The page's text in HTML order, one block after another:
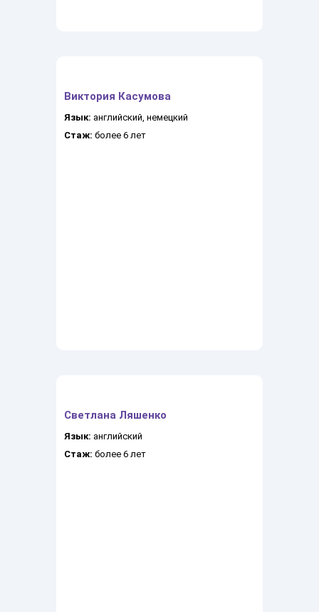
Виктория Касумова
Язык: английский, немецкий
Стаж: более 6 лет
Светлана Ляшенко
Язык: английский
Стаж: более 6 лет